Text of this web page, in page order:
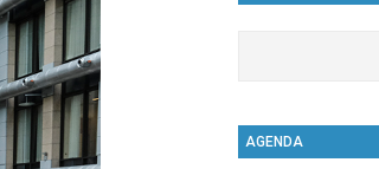
AGENDA